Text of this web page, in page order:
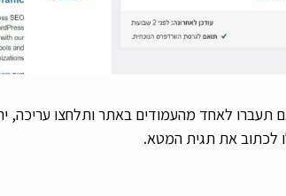
לאחד מהעמודים באתר ותלחצו עריכה,
לכתוב את תגית המטא.